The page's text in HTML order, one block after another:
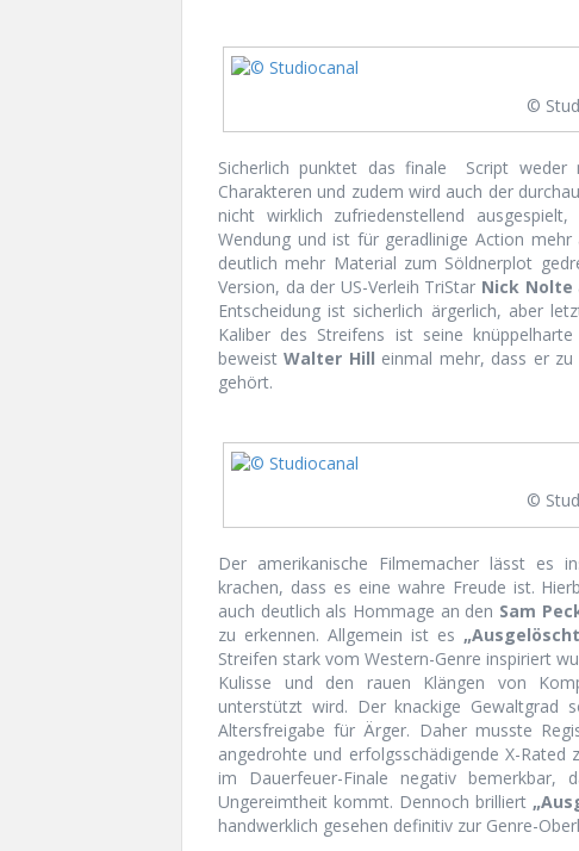
©
Sicherlich punktet das finale
Script weder
Charakteren und zudem wird auch der
nicht wirklich zufriedenstellend
Wendung und ist für geradlinige Action
deutlich mehr Material zum Söldnerplot
Version, da der US-Verleih TriStar Nick Nolte
Entscheidung ist sicherlich ärgerlich, aber
Kaliber des Streifens ist seine
beweistWalter Hill einmal mehr, dass er
gehört.
©
Der amerikanische Filmemacher lässt es
krachen, dass es eine wahre Freude ist.
auch deutlich als Hommage an den Sam
zu erkennen. Allgemein ist es
Streifen stark vom Western-Genre inspiriert
Kulisse und den rauen Klängen von
unterstützt wird. Der knackige Gewaltgrad
Altersfreigabe für Ärger. Daher musste
angedrohte und erfolgsschädigende X-
im Dauerfeuer-Finale negativ
Ungereimtheit kommt. Dennoch brilliert
handwerklich gesehen definitiv zur Genre-